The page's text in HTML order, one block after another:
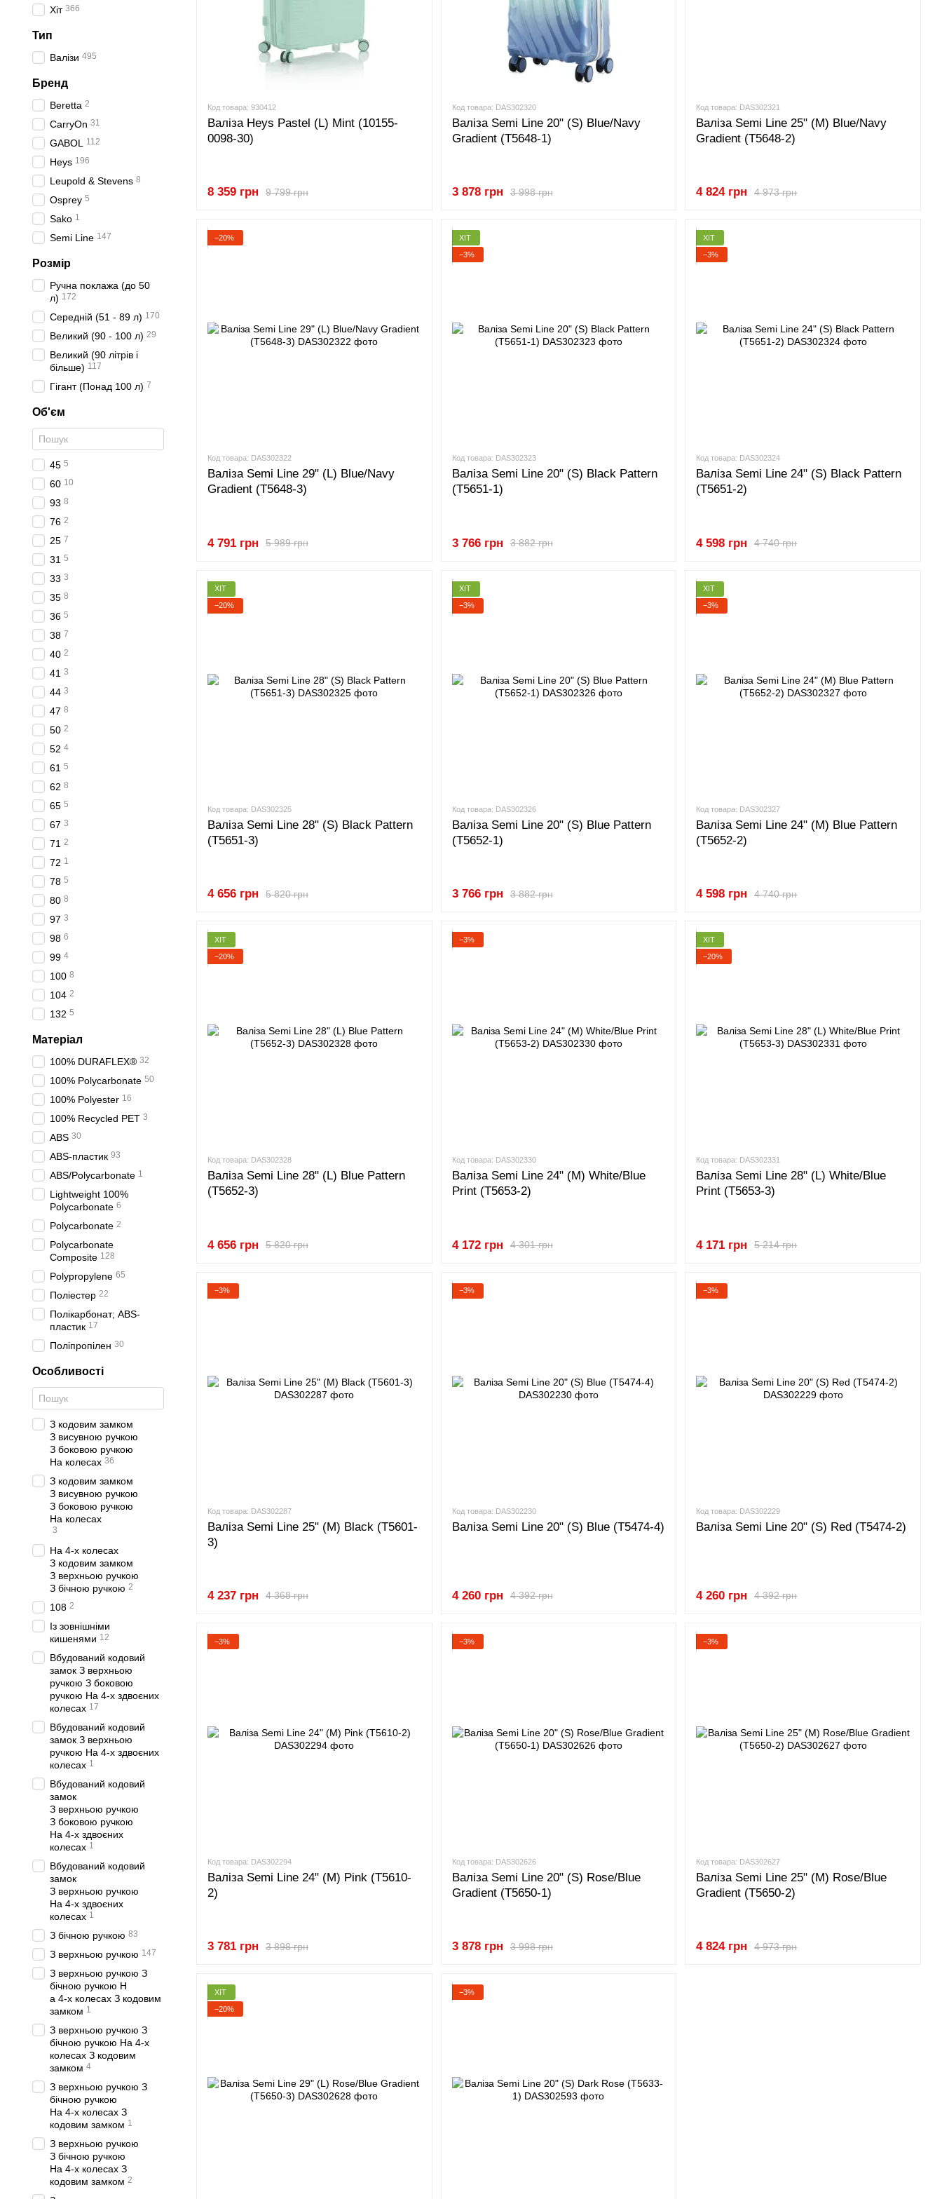
Код товара: 930412
Валіза Heys Pastel (L) Mint (10155-
0098-30)
9 799 грн
8 359 грн
Код товара: DAS302320
Валіза Semi Line 20" (S) Blue/Navy
Gradient (T5648-1)
3 998 грн
3 878 грн
Код товара: DAS302321
Валіза Semi Line 25" (M) Blue/Navy
Gradient (T5648-2)
4 973 грн
4 824 грн
−20%
Код товара: DAS302322
Валіза Semi Line 29" (L) Blue/Navy
Gradient (T5648-3)
5 989 грн
4 791 грн
ХІТ
−3%
Код товара: DAS302323
Валіза Semi Line 20" (S) Black Pattern
(T5651-1)
3 882 грн
3 766 грн
ХІТ
−3%
Код товара: DAS302324
Валіза Semi Line 24" (S) Black Pattern
(T5651-2)
4 740 грн
4 598 грн
ХІТ
−20%
Код товара: DAS302325
Валіза Semi Line 28" (S) Black Pattern
(T5651-3)
5 820 грн
4 656 грн
ХІТ
−3%
Код товара: DAS302326
Валіза Semi Line 20" (S) Blue Pattern
(T5652-1)
3 882 грн
3 766 грн
ХІТ
−3%
Код товара: DAS302327
Валіза Semi Line 24" (M) Blue Pattern
(T5652-2)
4 740 грн
4 598 грн
ХІТ
−20%
Код товара: DAS302328
Валіза Semi Line 28" (L) Blue Pattern
(T5652-3)
5 820 грн
4 656 грн
−3%
Код товара: DAS302330
Валіза Semi Line 24" (M) White/Blue
Print (T5653-2)
4 301 грн
4 172 грн
ХІТ
−20%
Код товара: DAS302331
Валіза Semi Line 28" (L) White/Blue
Print (T5653-3)
5 214 грн
4 171 грн
−3%
Код товара: DAS302287
Валіза Semi Line 25" (M) Black (T5601-
3)
4 368 грн
4 237 грн
−3%
Код товара: DAS302230
Валіза Semi Line 20" (S) Blue (T5474-4)
4 392 грн
4 260 грн
−3%
Код товара: DAS302229
Валіза Semi Line 20" (S) Red (T5474-2)
4 392 грн
4 260 грн
−3%
Код товара: DAS302294
Валіза Semi Line 24" (M) Pink (T5610-
2)
3 898 грн
3 781 грн
−3%
Код товара: DAS302626
Валіза Semi Line 20" (S) Rose/Blue
Gradient (T5650-1)
3 998 грн
3 878 грн
−3%
Код товара: DAS302627
Валіза Semi Line 25" (M) Rose/Blue
Gradient (T5650-2)
4 973 грн
4 824 грн
ХІТ
−20%
−3%
Хіт 366
Тип
Валізи 495
Бренд
Beretta 2
CarryOn 31
GABOL 112
Heys 196
Leupold & Stevens 8
Osprey 5
Sako 1
Semi Line 147
Розмір
Ручна поклажа (до 50
л) 172
Середній (51 - 89 л) 170
Великий (90 - 100 л) 29
Великий (90 літрів і
більше) 117
Гігант (Понад 100 л) 7
Об'єм
45 5
60 10
93 8
76 2
25 7
31 5
33 3
35 8
36 5
38 7
40 2
41 3
44 3
47 8
50 2
52 4
61 5
62 8
65 5
67 3
71 2
72 1
78 5
80 8
97 3
98 6
99 4
100 8
104 2
132 5
Матеріал
100% DURAFLEX® 32
100% Polycarbonate 50
100% Polyester 16
100% Recycled PET 3
ABS 30
ABS-пластик 93
ABS/Polycarbonate 1
Lightweight 100%
Polycarbonate 6
Polycarbonate 2
Polycarbonate
Composite 128
Polypropylene 65
Поліестер 22
Полікарбонат; ABS-
пластик 17
Поліпропілен 30
Особливості
З кодовим замком
З висувною ручкою
З боковою ручкою
На колесах 36
З кодовим замком
З висувною ручкою
З боковою ручкою
На колесах
3
На 4-х колесах
З кодовим замком
З верхньою ручкою
З бічною ручкою 2
108 2
Із зовнішніми
кишенями 12
Вбудований кодовий
замок З верхньою
ручкою З боковою
ручкою На 4-х здвоєних
колесах 17
Вбудований кодовий
замок З верхньою
ручкою На 4-х здвоєних
колесах 1
Вбудований кодовий
замок
З верхньою ручкою
З боковою ручкою
На 4-х здвоєних
колесах 1
Вбудований кодовий
замок
З верхньою ручкою
На 4-х здвоєних
колесах 1
З бічною ручкою 83
З верхньою ручкою 147
З верхньою ручкою З
бічною ручкою Н
а 4-х колесах З кодовим
замком 1
З верхньою ручкою З
бічною ручкою На 4-х
колесах З кодовим
замком 4
З верхньою ручкою З
бічною ручкою
На 4-х колесах З
кодовим замком 1
З верхньою ручкою
З бічною ручкою
На 4-х колесах З
кодовим замком 2